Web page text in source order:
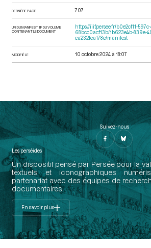
DERNIÈRE PAGE 707
URI DU MANIFEST IIIF DU VOLUME
CONTENANT LE DOCUMENT
https://iiif.persee.fr/b0e2cf11-
68bcc0acf13b/1b623e4b-839e-
ea232fea178e/manifest
MODIFIÉ LE 10 octobre 2024 à 18:07
Suivez-nous
Les perséides
Un dispositif pensé par Persée pour la
textuels et iconographiques
partenariat avec des équipes de
documentaires.
En savoir plus